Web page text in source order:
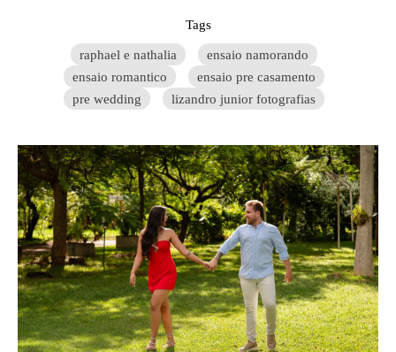
Tags
raphael e nathalia
ensaio namorando
ensaio romantico
ensaio pre casamento
pre wedding
lizandro junior fotografias